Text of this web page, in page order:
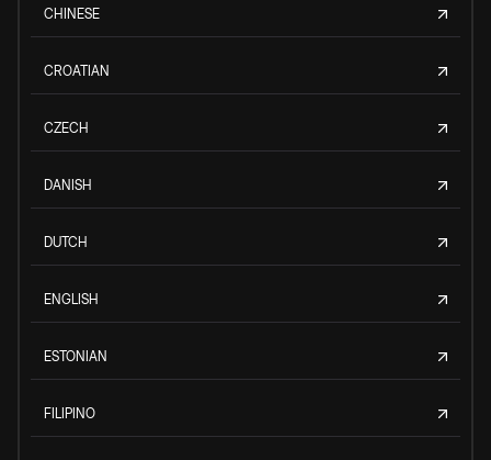
CHINESE
CROATIAN
CZECH
DANISH
DUTCH
ENGLISH
ESTONIAN
FILIPINO